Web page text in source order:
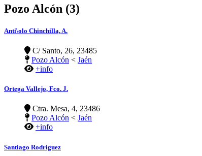
Pozo Alcón (3)
Anti\olo Chinchilla, A.
C/ Santo, 26, 23485
Pozo Alcón < Jaén
+info
Ortega Vallejo, Fco. J.
Ctra. Mesa, 4, 23486
Pozo Alcón < Jaén
+info
Santiago Rodriguez